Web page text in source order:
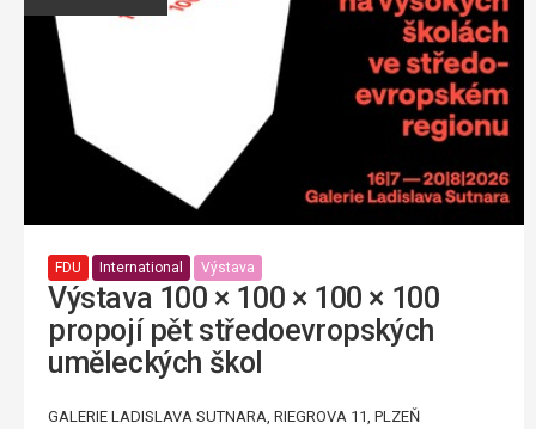
FDU International Výstava
Výstava 100 × 100 × 100 × 100
propojí pět středoevropských
uměleckých škol
GALERIE LADISLAVA SUTNARA, RIEGROVA 11, PLZEŇ